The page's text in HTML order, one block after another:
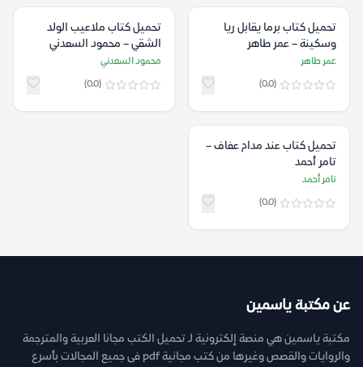
تحميل كتاب برما يقابل ريا
وسكينة – عمر طاهر
عمر طاهر
(0.0)
تحميل كتاب ملاعيب الولد
الشقي – محمود السعدني
محمود السعدني
(0.0)
تحميل كتاب عند مدام عفاف –
تامر أحمد
تامر أحمد
(0.0)
عن مكتبة ياسمين
مكتبة ياسمين هي منصة إلكترونية لـ تحميل الكتب مجانا العربية والمترجمة
والروايات والقصص وغيرها من كتب مجانية pdf فى جميع المجالات بأسرع